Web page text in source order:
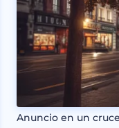
Anuncio en un